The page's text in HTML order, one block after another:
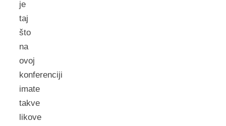
je
taj
što
na
ovoj
konferenciji
imate
takve
likove